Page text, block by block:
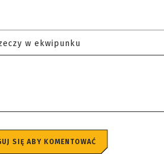
w ekwipunku
SIĘ ABY KOMENTOWAĆ